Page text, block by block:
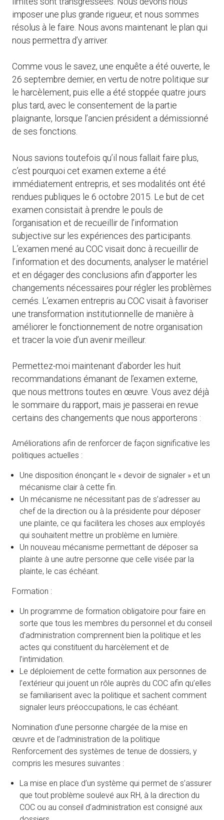
imposer une plus grande rigueur, et nous sommes
résolus à le faire. Nous avons maintenant le plan qui
nous permettra d’y arriver.
Comme vous le savez, une enquête a été ouverte, le
26 septembre dernier, en vertu de notre politique sur
le harcèlement, puis elle a été stoppée quatre jours
plus tard, avec le consentement de la partie
plaignante, lorsque l’ancien président a démissionné
de ses fonctions.
Nous savions toutefois qu’il nous fallait faire plus,
c’est pourquoi cet examen externe a été
immédiatement entrepris, et ses modalités ont été
rendues publiques le 6 octobre 2015. Le but de cet
examen consistait à prendre le pouls de
l’organisation et de recueillir de l’information
subjective sur les expériences des participants.
L’examen mené au COC visait donc à recueillir de
l’information et des documents, analyser le matériel
et en dégager des conclusions afin d’apporter les
changements nécessaires pour régler les problèmes
cernés. L’examen entrepris au COC visait à favoriser
une transformation institutionnelle de manière à
améliorer le fonctionnement de notre organisation
et tracer la voie d’un avenir meilleur.
Permettez-moi maintenant d’aborder les huit
recommandations émanant de l’examen externe,
que nous mettrons toutes en œuvre. Vous avez déjà
le sommaire du rapport, mais je passerai en revue
certains des changements que nous apporterons :
Améliorations afin de renforcer de façon significative les
politiques actuelles :
Une disposition énonçant le « devoir de signaler » et un
mécanisme clair à cette fin.
Un mécanisme ne nécessitant pas de s’adresser au
chef de la direction ou à la présidente pour déposer
une plainte, ce qui facilitera les choses aux employés
qui souhaitent mettre un problème en lumière.
Un nouveau mécanisme permettant de déposer sa
plainte à une autre personne que celle visée par la
plainte, le cas échéant.
Formation :
Un programme de formation obligatoire pour faire en
sorte que tous les membres du personnel et du conseil
d’administration comprennent bien la politique et les
actes qui constituent du harcèlement et de
l’intimidation.
Le déploiement de cette formation aux personnes de
l’extérieur qui jouent un rôle auprès du COC afin qu’elles
se familiarisent avec la politique et sachent comment
signaler leurs préoccupations, le cas échéant.
Nomination d’une personne chargée de la mise en
œuvre et de l’administration de la politique
Renforcement des systèmes de tenue de dossiers, y
compris les mesures suivantes :
La mise en place d’un système qui permet de s’assurer
que tout problème soulevé aux RH, à la direction du
COC ou au conseil d’administration est consigné aux